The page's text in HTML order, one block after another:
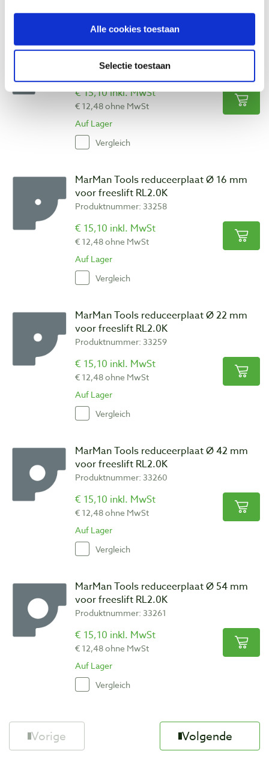
Alle cookies toestaan
Selectie toestaan
MarMan Tools reduceerplaat Ø 10 mm
Produktnummer: 33257
€ 15,10 inkl. MwSt
€ 12,48 ohne MwSt
Auf Lager
Vergleich
MarMan Tools reduceerplaat Ø 16 mm
voor freeslift RL2.0K
Produktnummer: 33258
€ 15,10 inkl. MwSt
€ 12,48 ohne MwSt
Auf Lager
Vergleich
MarMan Tools reduceerplaat Ø 22 mm
voor freeslift RL2.0K
Produktnummer: 33259
€ 15,10 inkl. MwSt
€ 12,48 ohne MwSt
Auf Lager
Vergleich
MarMan Tools reduceerplaat Ø 42 mm
voor freeslift RL2.0K
Produktnummer: 33260
€ 15,10 inkl. MwSt
€ 12,48 ohne MwSt
Auf Lager
Vergleich
MarMan Tools reduceerplaat Ø 54 mm
voor freeslift RL2.0K
Produktnummer: 33261
€ 15,10 inkl. MwSt
€ 12,48 ohne MwSt
Auf Lager
Vergleich
Vorige Volgende